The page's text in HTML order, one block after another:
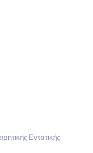
Εντατικής